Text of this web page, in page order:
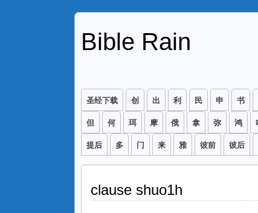
Bible Rain
圣经下载 创 出 利 民 申 书
但 何 珥 摩 俄 拿 弥 鸿
提后 多 门 来 雅 彼前 彼后
clause shuo1h